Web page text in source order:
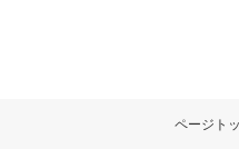
ページト